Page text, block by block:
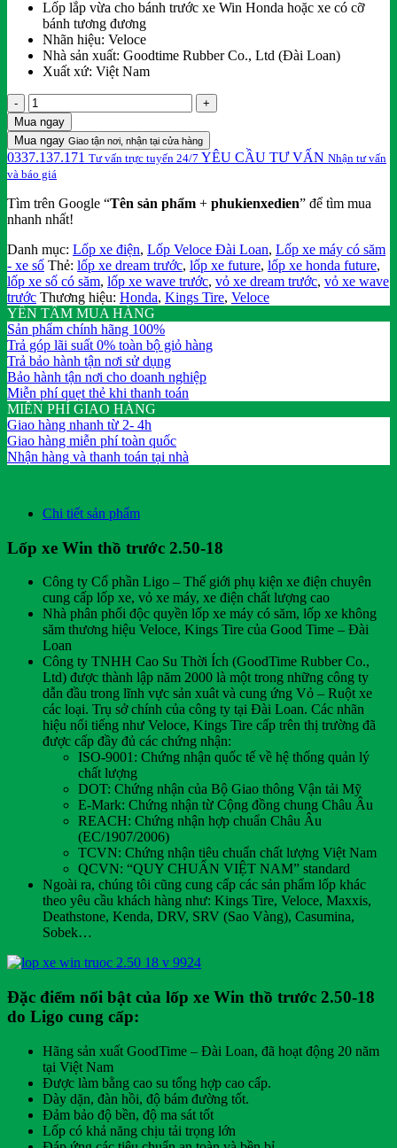
260,000₫.là:
236,000₫.
Lốp lắp vừa cho bánh trước xe Win Honda hoặc xe có cỡ
bánh tương đương
Nhãn hiệu: Veloce
Nhà sản xuất: Goodtime Rubber Co., Ltd (Đài Loan)
Xuất xứ: Việt Nam
Lốp
xe
Win
thồ
trước
2.50-
18
có
săm
Veloce
Đài
Loan
số
lượng
Mua ngay
Mua ngay Giao tận nơi, nhận tại cửa hàng
0337.137.171 Tư vấn trực tuyến 24/7 YÊU CẦU TƯ VẤN Nhận tư vấn
và báo giá
Tìm trên Google “Tên sản phẩm + phukienxedien” để tìm mua
nhanh nhất!
Danh mục: Lốp xe điện, Lốp Veloce Đài Loan, Lốp xe máy có săm
- xe số Thẻ: lốp xe dream trước, lốp xe future, lốp xe honda future,
lốp xe số có săm, lốp xe wave trước, vỏ xe dream trước, vỏ xe wave
trước Thương hiệu: Honda, Kings Tire, Veloce
YÊN TÂM MUA HÀNG
Sản phẩm chính hãng 100%
Trả góp lãi suất 0% toàn bộ giỏ hàng
Trả bảo hành tận nơi sử dụng
Bảo hành tận nơi cho doanh nghiệp
Miễn phí quẹt thẻ khi thanh toán
MIỄN PHÍ GIAO HÀNG
Giao hàng nhanh từ 2- 4h
Giao hàng miễn phí toàn quốc
Nhận hàng và thanh toán tại nhà
Chi tiết sản phẩm
Lốp xe Win thồ trước 2.50-18
Công ty Cổ phần Ligo – Thế giới phụ kiện xe điện chuyên
cung cấp lốp xe, vỏ xe máy, xe điện chất lượng cao
Nhà phân phối độc quyền lốp xe máy có săm, lốp xe không
săm thương hiệu Veloce, Kings Tire của Good Time – Đài
Loan
Công ty TNHH Cao Su Thời Ích (GoodTime Rubber Co.,
Ltd) được thành lập năm 2000 là một trong những công ty
dẫn đầu trong lĩnh vực sản xuât và cung ứng Vỏ – Ruột xe
các loại. Trụ sở chính của công ty tại Đài Loan. Các nhãn
hiệu nổi tiếng như Veloce, Kings Tire cấp trên thị trường đã
được cấp đầy đủ các chứng nhận:
ISO-9001: Chứng nhận quốc tế về hệ thống quản lý
chất lượng
DOT: Chứng nhận của Bộ Giao thông Vận tải Mỹ
E-Mark: Chứng nhận từ Cộng đồng chung Châu Âu
REACH: Chứng nhận hợp chuẩn Châu Âu
(EC/1907/2006)
TCVN: Chứng nhận tiêu chuẩn chất lượng Việt Nam
QCVN: “QUY CHUẨN VIỆT NAM” standard
Ngoài ra, chúng tôi cũng cung cấp các sản phẩm lốp khác
theo yêu cầu khách hàng như: Kings Tire, Veloce, Maxxis,
Deathstone, Kenda, DRV, SRV (Sao Vàng), Casumina,
Sobek…
Đặc điểm nổi bật của lốp xe Win thồ trước 2.50-18
do Ligo cung cấp:
Hãng sản xuất GoodTime – Đài Loan, đã hoạt động 20 năm
tại Việt Nam
Được làm bằng cao su tổng hợp cao cấp.
Dày dặn, đàn hồi, độ bám đường tốt.
Đảm bảo độ bền, độ ma sát tốt
Lốp có khả năng chịu tải trọng lớn